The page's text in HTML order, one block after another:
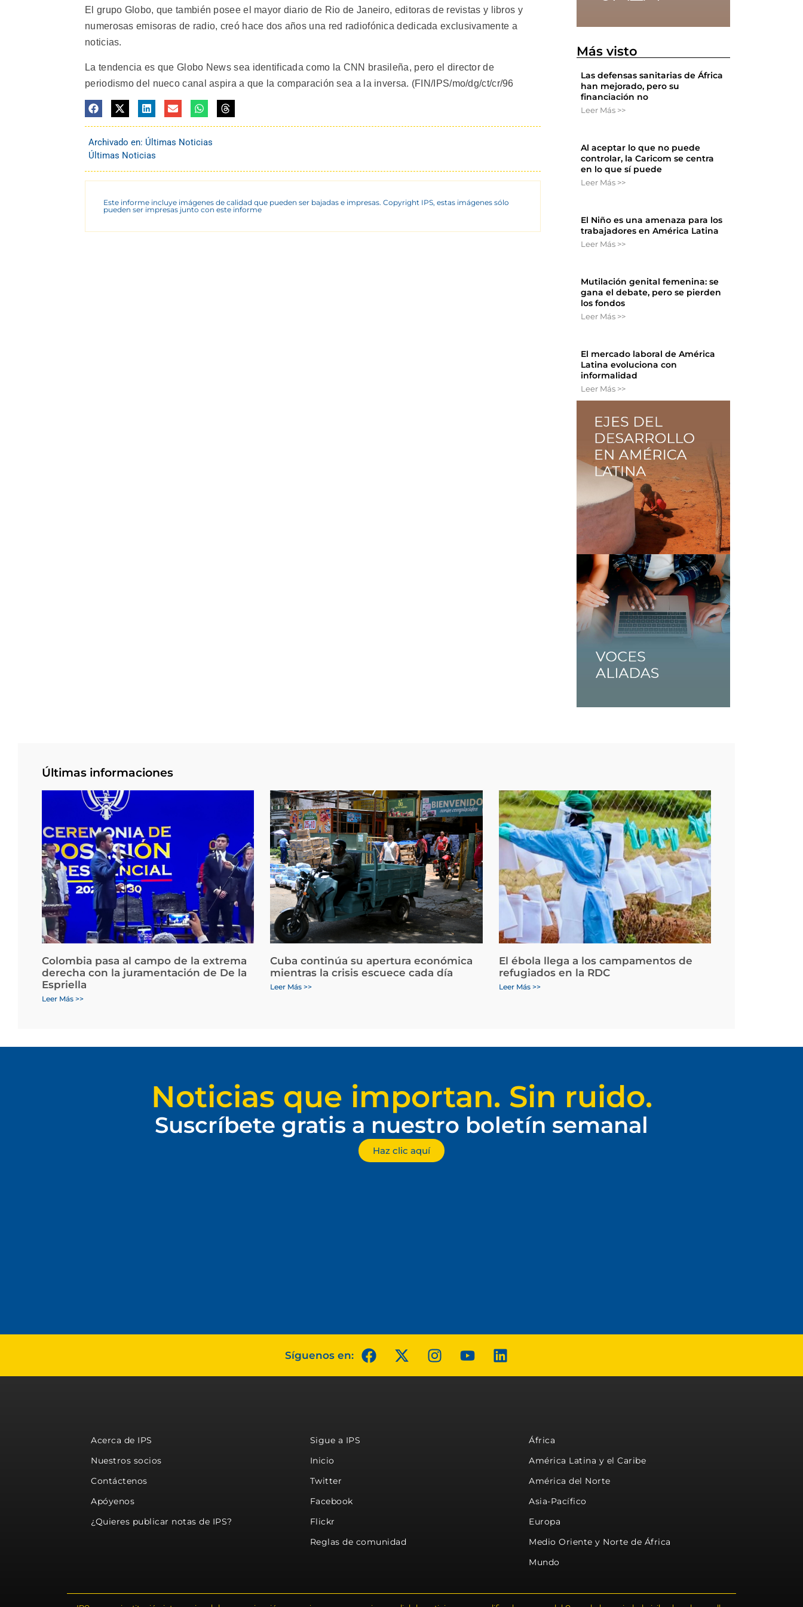
El grupo Globo, que también posee el mayor diario de Rio de Janeiro, editoras de revistas y libros y
numerosas emisoras de radio, creó hace dos años una red radiofónica dedicada exclusivamente a
noticias.
La tendencia es que Globo News sea identificada como la CNN brasileña, pero el director de
periodismo del nueco canal aspira a que la comparación sea a la inversa. (FIN/IPS/mo/dg/ct/cr/96
Archivado en: Últimas Noticias
Últimas Noticias
Este informe incluye imágenes de calidad que pueden ser bajadas e impresas. Copyright IPS, estas imágenes sólo
pueden ser impresas junto con este informe
Más visto
Las defensas sanitarias de África
han mejorado, pero su
financiación no
Leer Más >>
Al aceptar lo que no puede
controlar, la Caricom se centra
en lo que sí puede
Leer Más >>
El Niño es una amenaza para los
trabajadores en América Latina
Leer Más >>
Mutilación genital femenina: se
gana el debate, pero se pierden
los fondos
Leer Más >>
El mercado laboral de América
Latina evoluciona con
informalidad
Leer Más >>
Últimas informaciones
Colombia pasa al campo de la extrema
derecha con la juramentación de De la
Espriella
Leer Más >>
Cuba continúa su apertura económica
mientras la crisis escuece cada día
Leer Más >>
El ébola llega a los campamentos de
refugiados en la RDC
Leer Más >>
Noticias que importan. Sin ruido.
Suscríbete gratis a nuestro boletín semanal
Haz clic aquí
Síguenos en:
Acerca de IPS
Nuestros socios
Contáctenos
Apóyenos
¿Quieres publicar notas de IPS?
Sigue a IPS
Inicio
Twitter
Facebook
Flickr
Reglas de comunidad
África
América Latina y el Caribe
América del Norte
Asia-Pacífico
Europa
Medio Oriente y Norte de África
Mundo